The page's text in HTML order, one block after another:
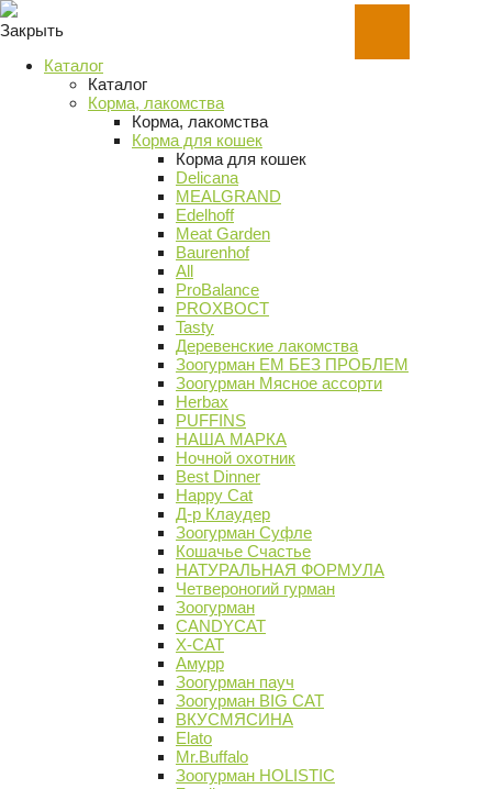
Закрыть
Каталог
Каталог
Корма, лакомства
Корма, лакомства
Корма для кошек
Корма для кошек
Delicana
MEALGRAND
Edelhoff
Meat Garden
Baurenhof
All
ProBalance
PROХВОСТ
Tasty
Деревенские лакомства
Зоогурман ЕМ БЕЗ ПРОБЛЕМ
Зоогурман Мясное ассорти
Herbax
PUFFINS
НАША МАРКА
Ночной охотник
Best Dinner
Happy Cat
Д-р Клаудер
Зоогурман Суфле
Кошачье Счастье
НАТУРАЛЬНАЯ ФОРМУЛА
Четвероногий гурман
Зоогурман
CANDYCAT
X-CAT
Амурр
Зоогурман пауч
Зоогурман BIG CAT
ВКУСМЯСИНА
Elato
Mr.Buffalo
Зоогурман HOLISTIC